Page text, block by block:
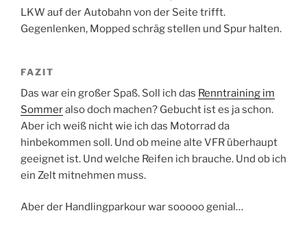
LKW auf der Autobahn von der Seite trifft.
Gegenlenken, Mopped schräg stellen und Spur halten.
FAZIT
Das war ein großer Spaß. Soll ich das Renntraining im
Sommeralso doch machen? Gebucht ist es ja schon.
Aber ich weiß nicht wie ich das Motorrad da
hinbekommen soll. Und ob meine alte VFR überhaupt
geeignet ist. Und welche Reifen ich brauche. Und ob ich
ein Zelt mitnehmen muss.
Aber der Handlingparkour war sooooo genial…